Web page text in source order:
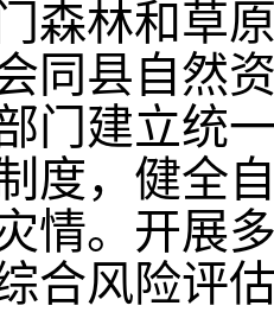
森林和草
同县自然
门建立统
度，健全
情。开展
合风险评